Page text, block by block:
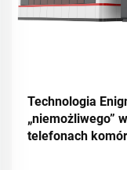
Technologia
„niemożliwego”
telefonach